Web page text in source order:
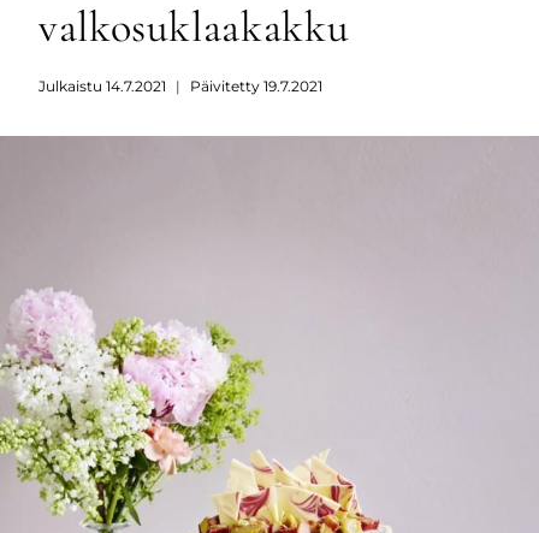
valkosuklaakakku
Julkaistu 14.7.2021 Päivitetty 19.7.2021